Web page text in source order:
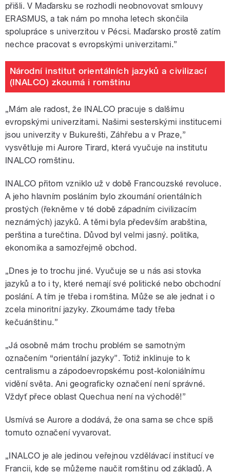
přišli. V Maďarsku se rozhodli neobnovovat smlouvy
ERASMUS, a tak nám po mnoha letech skončila
spolupráce s univerzitou v Pécsi. Maďarsko prostě zatím
nechce pracovat s evropskými univerzitami.”
Národní institut orientálních jazyků a civilizací
(INALCO) zkoumá i romštinu
„Mám ale radost, že INALCO pracuje s dalšímu
evropskými univerzitami. Našimi sesterskými institucemi
jsou univerzity v Bukurešti, Záhřebu a v Praze,”
vysvětluje mi Aurore Tirard, která vyučuje na institutu
INALCO romštinu.
INALCO přitom vzniklo už v době Francouzské revoluce.
A jeho hlavním posláním bylo zkoumání orientálních
prostých (řekněme v té době západním civilizacím
neznámých) jazyků. A těmi byla především arabština,
perština a turečtina. Důvod byl velmi jasný. politika,
ekonomika a samozřejmě obchod.
„Dnes je to trochu jiné. Vyučuje se u nás asi stovka
jazyků a to i ty, které nemají své politické nebo obchodní
poslání. A tím je třeba i romština. Může se ale jednat i o
zcela minoritní jazyky. Zkoumáme tady třeba
kečuánštinu.”
„Já osobně mám trochu problém se samotným
označením “orientální jazyky”. Totiž inklinuje to k
centralismu a zápodoevropskému post-koloniálnímu
vidění světa. Ani geograficky označení není správné.
Vždyť přece oblast Quechua není na východě!”
Usmívá se Aurore a dodává, že ona sama se chce spíš
tomuto označení vyvarovat.
„INALCO je ale jedinou veřejnou vzdělávací institucí ve
Francii, kde se můžeme naučit romštinu od základů. A